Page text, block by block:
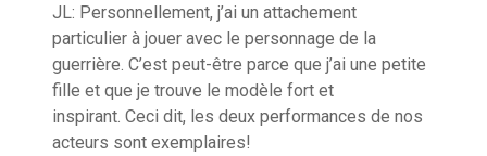
JL: Personnellement, j’ai un attachement
particulier à jouer avec le personnage de la
guerrière. C’est peut-être parce que j’ai une petite
fille et que je trouve le modèle fort et
inspirant Ceci dit, les deux performances de nos
acteurs sont exemplaires!